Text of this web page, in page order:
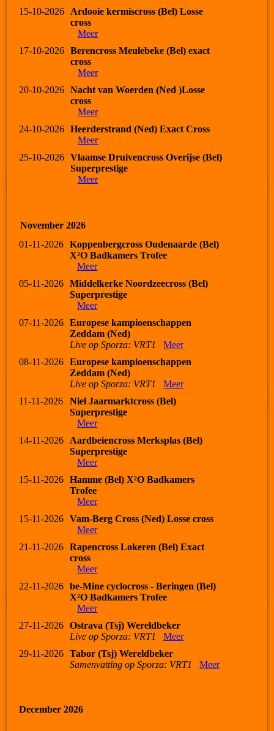
15-10-2026
Ardooie kermiscross (Bel) Losse
cross
Meer
17-10-2026
Berencross Meulebeke (Bel) exact
cross
Meer
20-10-2026
Nacht van Woerden (Ned )Losse
cross
Meer
24-10-2026
Heerderstrand (Ned) Exact Cross
Meer
25-10-2026
Vlaamse Druivencross Overijse (Bel)
Superprestige
Meer
November 2026
01-11-2026
Koppenbergcross Oudenaarde (Bel)
X²O Badkamers Trofee
Meer
05-11-2026
Middelkerke Noordzeecross (Bel)
Superprestige
Meer
07-11-2026
Europese kampioenschappen
Zeddam (Ned)
Live op Sporza: VRT1
Meer
08-11-2026
Europese kampioenschappen
Zeddam (Ned)
Live op Sporza: VRT1
Meer
11-11-2026
Niel Jaarmarktcross (Bel)
Superprestige
Meer
14-11-2026
Aardbeiencross Merksplas (Bel)
Superprestige
Meer
15-11-2026
Hamme (Bel) X²O Badkamers
Trofee
Meer
15-11-2026
Vam-Berg Cross (Ned) Losse cross
Meer
21-11-2026
Rapencross Lokeren (Bel) Exact
cross
Meer
22-11-2026
be-Mine cyclocross - Beringen (Bel)
X²O Badkamers Trofee
Meer
27-11-2026
Ostrava (Tsj) Wereldbeker
Live op Sporza: VRT1
Meer
29-11-2026
Tabor (Tsj) Wereldbeker
Samenvatting op Sporza: VRT1
Meer
December 2026